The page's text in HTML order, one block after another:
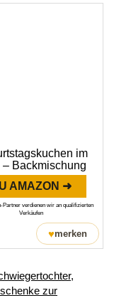
im
– Backmischung
AMAZON ➜
Partner verdienen wir an qualifizierten
Verkäufen
♥merken
,
zur